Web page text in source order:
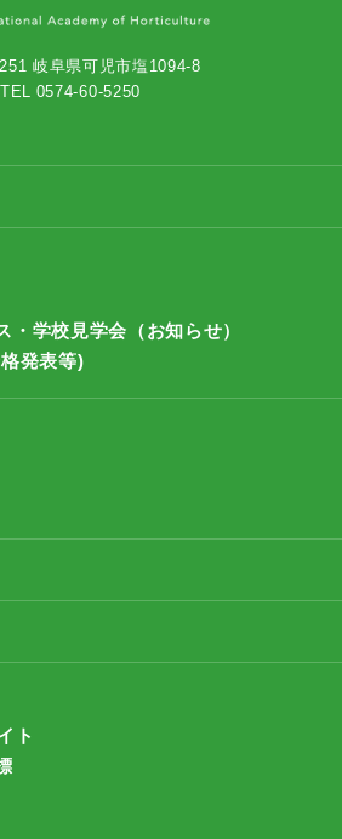
岐阜県可児市塩1094-8
TEL 0574-60-5250
・学校見学会（お知らせ）
発表等)
ト